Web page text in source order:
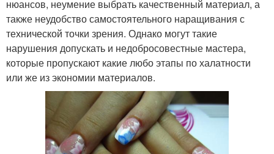
нюансов, неумение выбрать качественный материал, а
также неудобство самостоятельного наращивания с
технической точки зрения. Однако могут такие
нарушения допускать и недобросовестные мастера,
которые пропускают какие любо этапы по халатности
или же из экономии материалов.